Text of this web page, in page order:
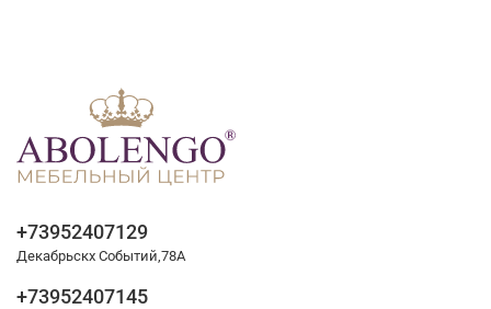
+73952407129
Декабрьскх Событий,78А
+73952407145